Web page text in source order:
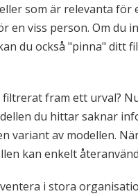
som är relevanta för
en viss person. Om du
du också "pinna" ditt
fram ett urval?
du hittar saknar
variant av modellen.
kan enkelt
i stora